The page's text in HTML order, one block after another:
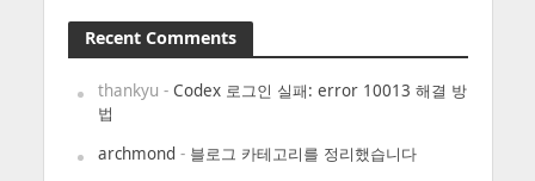
Recent Comments
thankyu - Codex 로그인 실패: error 10013 해결 방
법
archmond- 블로그 카테고리를 정리했습니다